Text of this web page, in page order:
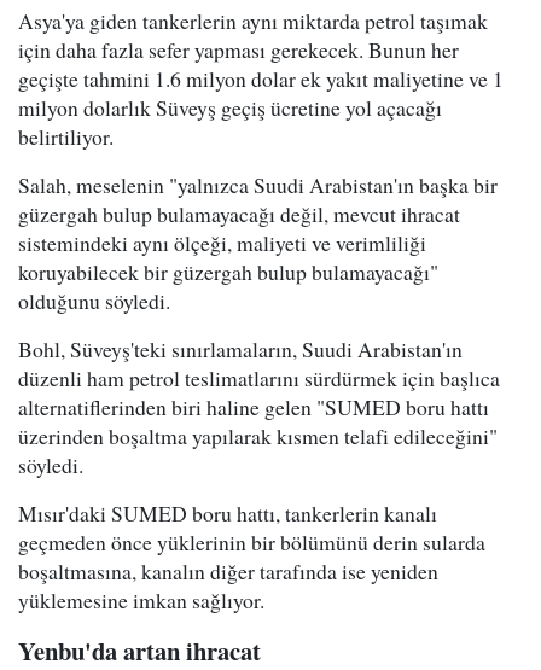
Asya'ya giden tankerlerin aynı miktarda petrol taşımak
için daha fazla sefer yapması gerekecek. Bunun her
geçişte tahmini 1.6 milyon dolar ek yakıt maliyetine ve 1
milyon dolarlık Süveyş geçiş ücretine yol açacağı
belirtiliyor.
Salah, meselenin "yalnızca Suudi Arabistan'ın başka bir
güzergah bulup bulamayacağı değil, mevcut ihracat
sistemindeki aynı ölçeği, maliyeti ve verimliliği
koruyabilecek bir güzergah bulup bulamayacağı"
olduğunu söyledi.
Bohl, Süveyş'teki sınırlamaların, Suudi Arabistan'ın
düzenli ham petrol teslimatlarını sürdürmek için başlıca
alternatiflerinden biri haline gelen "SUMED boru hattı
üzerinden boşaltma yapılarak kısmen telafi edileceğini"
söyledi.
Mısır'daki SUMED boru hattı, tankerlerin kanalı
geçmeden önce yüklerinin bir bölümünü derin sularda
boşaltmasına, kanalın diğer tarafında ise yeniden
yüklemesine imkan sağlıyor.
Yenbu'da artan ihracat